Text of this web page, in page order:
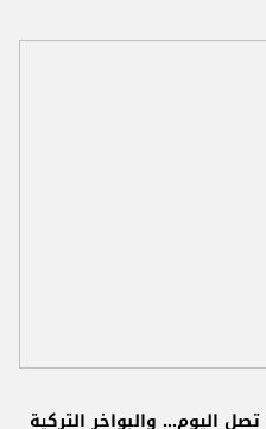
اليوم... والبواخر التركية